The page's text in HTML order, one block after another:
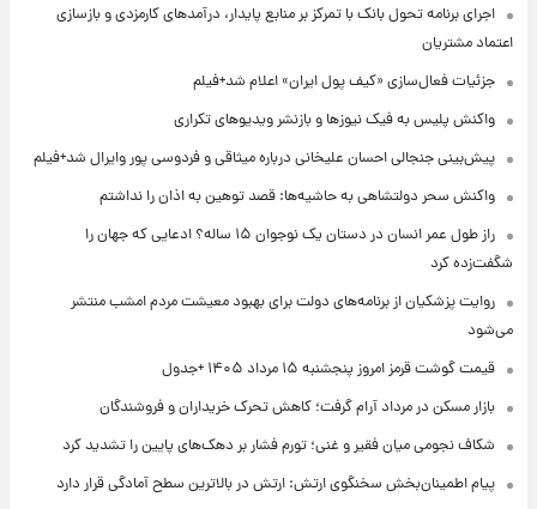
اجرای برنامه تحول بانک با تمرکز بر منابع پایدار، درآمدهای کارمزدی و بازسازی
اعتماد مشتریان
جزئیات فعال‌سازی «کیف پول ایران» اعلام شد+فیلم
واکنش پلیس به فیک نیوزها و بازنشر ویدیوهای تکراری
پیش‌بینی جنجالی احسان علیخانی درباره میثاقی و فردوسی پور وایرال شد+فیلم
واکنش سحر دولتشاهی به حاشیه‌ها: قصد توهین به اذان را نداشتم
راز طول عمر انسان در دستان یک نوجوان ۱۵ ساله؟ ادعایی که جهان را
شگفت‌زده کرد
روایت پزشکیان از برنامه‌های دولت برای بهبود معیشت مردم امشب منتشر
می‌شود
قیمت گوشت قرمز امروز پنجشنبه ۱۵ مرداد ۱۴۰۵ +جدول
بازار مسکن در مرداد آرام گرفت؛ کاهش تحرک خریداران و فروشندگان
شکاف نجومی میان فقیر و غنی؛ تورم فشار بر دهک‌های پایین را تشدید کرد
پیام اطمینان‌بخش سخنگوی ارتش: ارتش در بالاترین سطح آمادگی قرار دارد